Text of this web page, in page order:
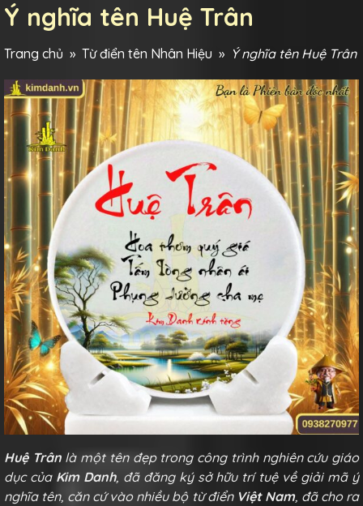
Ý nghĩa tên Huệ Trân
Trang chủ » Từ điển tên Nhân Hiệu » Ý nghĩa tên Huệ Trân
Huệ Trân là một tên đẹp trong công trình nghiên cứu giáo
dục của Kim Danh, đã đăng ký sở hữu trí tuệ về giải mã ý
nghĩa tên, căn cứ vào nhiều bộ từ điển Việt Nam, đã cho ra